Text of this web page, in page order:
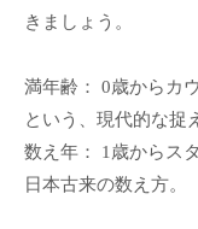
きましょう。
満年齢 ： 0歳からカ
という、現代的な捉
数え年 ： 1歳からス
日本古来の数え方。